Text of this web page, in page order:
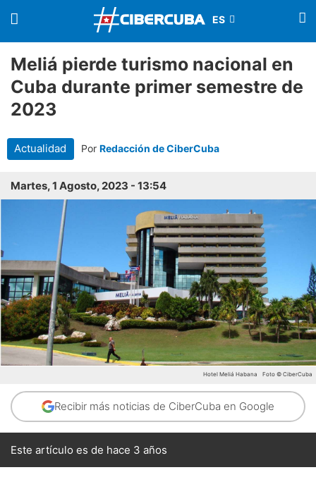
Meliá pierde turismo nacional en
Cuba durante primer semestre de
2023
Actualidad Por Redacción de CiberCuba
Martes, 1 Agosto, 2023 - 13:54
Hotel Meliá Habana Foto © CiberCuba
Recibir más noticias de CiberCuba en Google
Este artículo es de hace 3 años